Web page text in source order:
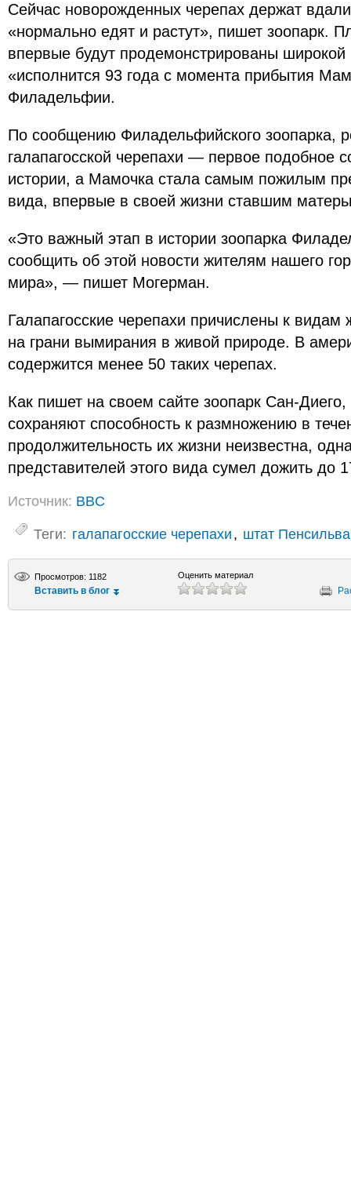
Сейчас новорожденных черепах держат
«нормально едят и растут», пишет зоопарк.
впервые будут продемонстрированы широкой
«исполнится 93 года с момента прибытия
Филадельфии.
По сообщению Филадельфийского зоопарка,
галапагосской черепахи — первое подобное
истории, а Мамочка стала самым пожилым
вида, впервые в своей жизни ставшим
«Это важный этап в истории зоопарка
сообщить об этой новости жителям нашего
мира», — пишет Могерман.
Галапагосские черепахи причислены к
на грани вымирания в живой природе. В
содержится менее 50 таких черепах.
Как пишет на своем сайте зоопарк Сан-Диего,
сохраняют способность к размножению в
продолжительность их жизни неизвестна,
представителей этого вида сумел дожить до
Источник: BBC
Теги: галапагосские черепахи, штат
Просмотров: 1182
Вставить в блог
Оценить материал